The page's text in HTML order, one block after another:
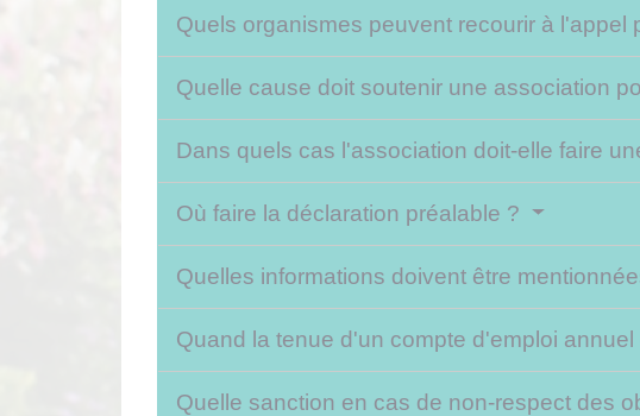
Quels organismes peuvent recourir à l'appel
Quelle cause doit soutenir une association
Dans quels cas l'association doit-elle faire
Où faire la déclaration préalable ?
Quelles informations doivent être
Quand la tenue d'un compte d'emploi
Quelle sanction en cas de non-respect des